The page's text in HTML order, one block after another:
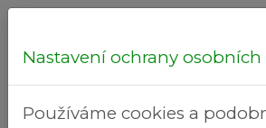
Hledej...
Nastavení ochrany osobních
Používáme cookies a